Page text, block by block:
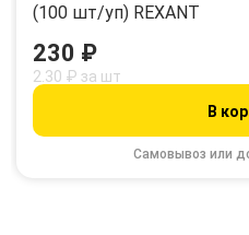
(100 шт/уп) REXANT
Самовывоз или
230 ₽
2.30 ₽ за шт
В